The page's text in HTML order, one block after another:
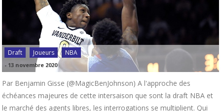
Draft Joueurs NBA
- 13 novembre 2020
Par Benjamin Gisse (@MagicBenJohnson) A l'approche des
échéances majeures de cette intersaison que sont la draft NBA et
le marché des agents libres, les interrogations se multiplient. Qui